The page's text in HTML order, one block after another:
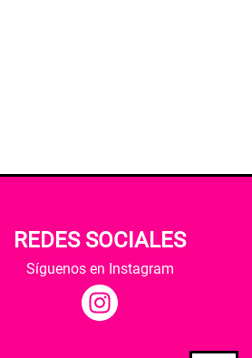
REDES SOCIALES
Síguenos en Instagram